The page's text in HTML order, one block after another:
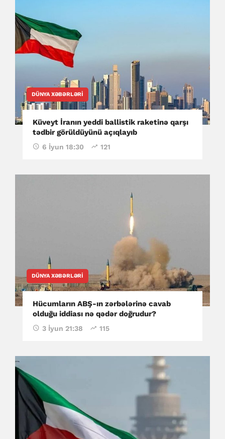
DÜNYA XƏBƏRLƏRI
Küveyt İranın yeddi ballistik raketinə qarşı
tədbir görüldüyünü açıqlayıb
6 İyun 18:30 121
DÜNYA XƏBƏRLƏRI
Hücumların ABŞ-ın zərbələrinə cavab
olduğu iddiası nə qədər doğrudur?
3 İyun 21:38 115